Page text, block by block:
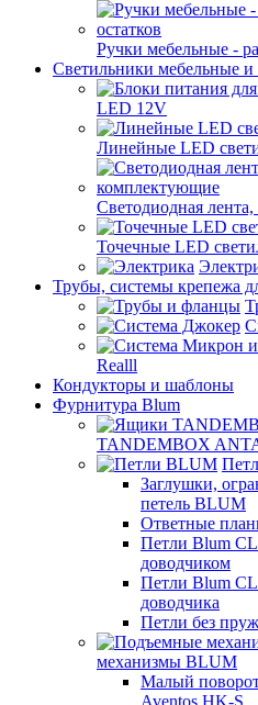
Ручки мебельные -
Светильники мебельные и
LED 12V
Линейные LED
Светодиодная
Точечные LED
Трубы, системы крепежа
Realll
Кондукторы и шаблоны
Фурнитура Blum
TANDEMBOX
Заглушки,
петель BLUM
Ответные
Петли Blum
доводчиком
Петли Blum
доводчика
Петли без
механизмы BLUM
Малый
Aventos HK-S